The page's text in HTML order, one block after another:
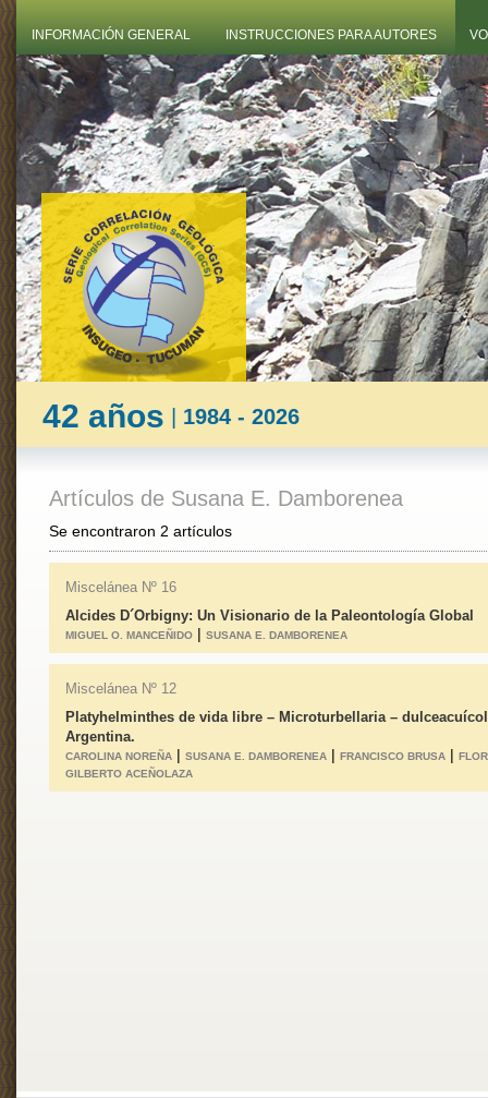
INFORMACIÓN GENERAL INSTRUCCIONES PARA AUTORES
42 años | 1984 - 2026
Artículos de Susana E. Damborenea
Se encontraron 2 artículos
Miscelánea Nº 16
Alcides D´Orbigny: Un Visionario de la Paleontología Global
MIGUEL O. MANCEÑIDO | SUSANA E. DAMBORENEA
Miscelánea Nº 12
Platyhelminthes de vida libre – Microturbellaria –
Argentina.
CAROLINA NOREÑA | SUSANA E. DAMBORENEA | FRANCISCO BRUSA |
GILBERTO ACEÑOLAZA